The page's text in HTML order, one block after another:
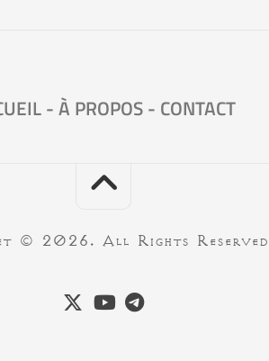
-À PROPOS- CONTACT
© 2026. All Rights